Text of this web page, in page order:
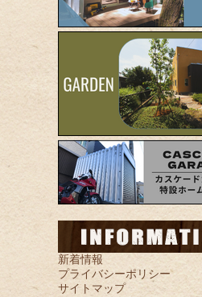
新着情報
プライバシーポリシー
サイトマップ